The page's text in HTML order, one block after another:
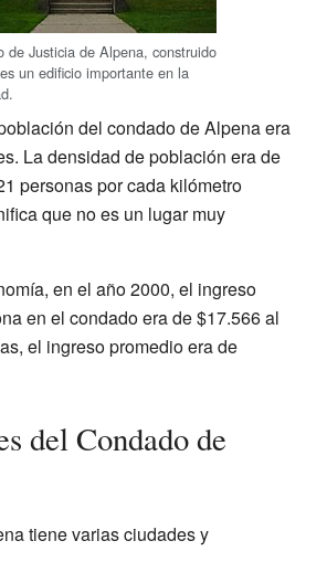
de Justicia de Alpena, construido
un edificio importante en la
del condado de Alpena era
La densidad de población era de
personas por cada kilómetro
que no es un lugar muy
en el año 2000, el ingreso
en el condado era de $17.566 al
el ingreso promedio era de
del Condado de
tiene varias ciudades y